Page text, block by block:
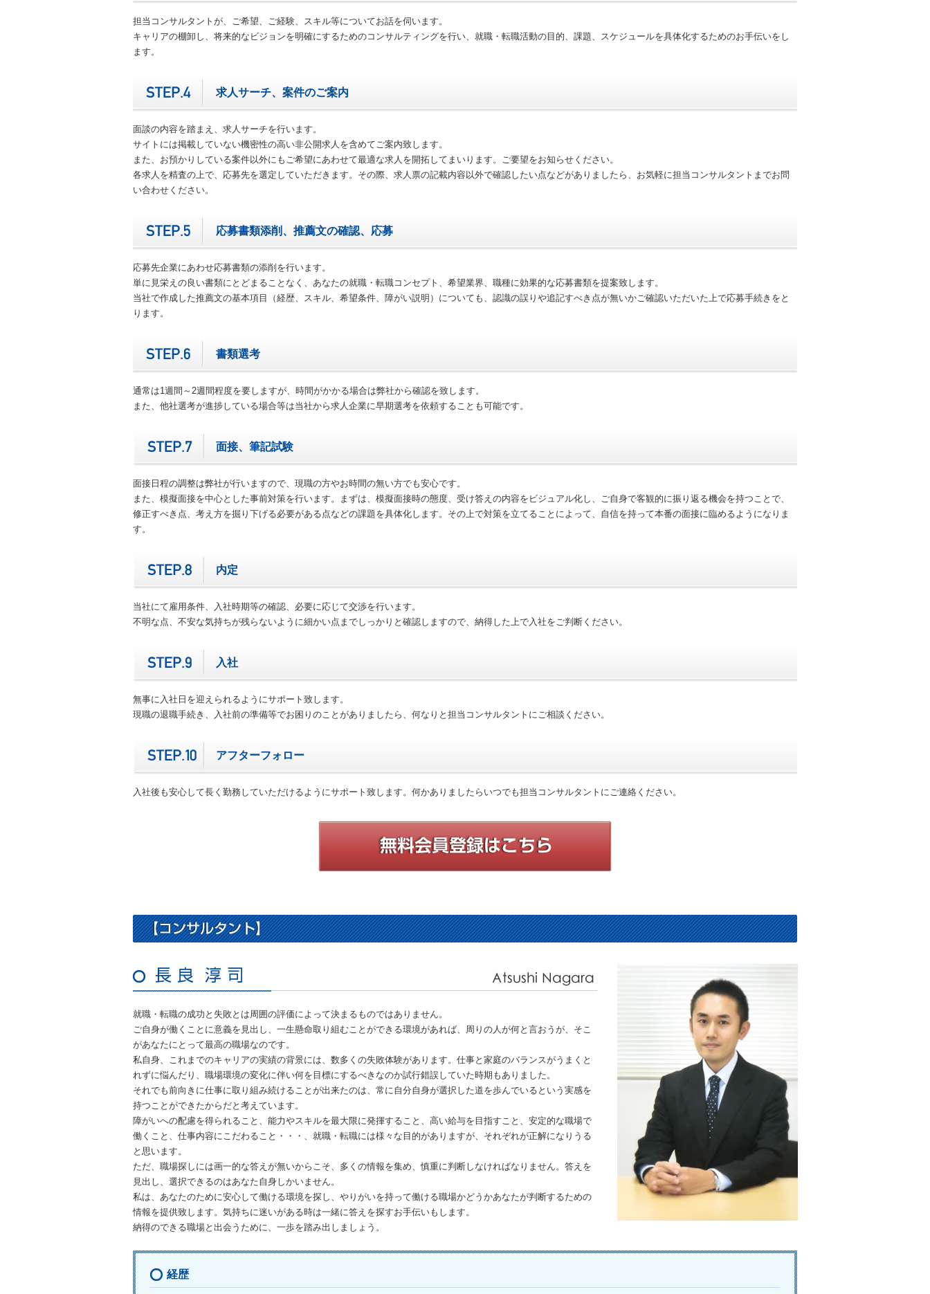
担当コンサルタントが、ご希望、ご経験、スキル等についてお話を伺います。
キャリアの棚卸し、将来的なビジョンを明確にするためのコンサルティングを行い、就職・転職活動の目的、課題、スケジュールを具体化するためのお手伝いをし
ます。
求人サーチ、案件のご案内
面談の内容を踏まえ、求人サーチを行います。
サイトには掲載していない機密性の高い非公開求人を含めてご案内致します。
また、お預かりしている案件以外にもご希望にあわせて最適な求人を開拓してまいります。ご要望をお知らせください。
各求人を精査の上で、応募先を選定していただきます。その際、求人票の記載内容以外で確認したい点などがありましたら、お気軽に担当コンサルタントまでお問
い合わせください。
応募書類添削、推薦文の確認、応募
応募先企業にあわせ応募書類の添削を行います。
単に見栄えの良い書類にとどまることなく、あなたの就職・転職コンセプト、希望業界、職種に効果的な応募書類を提案致します。
当社で作成した推薦文の基本項目（経歴、スキル、希望条件、障がい説明）についても、認識の誤りや追記すべき点が無いかご確認いただいた上で応募手続きをと
ります。
書類選考
通常は1週間～2週間程度を要しますが、時間がかかる場合は弊社から確認を致します。
また、他社選考が進捗している場合等は当社から求人企業に早期選考を依頼することも可能です。
面接、筆記試験
面接日程の調整は弊社が行いますので、現職の方やお時間の無い方でも安心です。
また、模擬面接を中心とした事前対策を行います。まずは、模擬面接時の態度、受け答えの内容をビジュアル化し、ご自身で客観的に振り返る機会を持つことで、
修正すべき点、考え方を掘り下げる必要がある点などの課題を具体化します。その上で対策を立てることによって、自信を持って本番の面接に臨めるようになりま
す。
内定
当社にて雇用条件、入社時期等の確認、必要に応じて交渉を行います。
不明な点、不安な気持ちが残らないように細かい点までしっかりと確認しますので、納得した上で入社をご判断ください。
入社
無事に入社日を迎えられるようにサポート致します。
現職の退職手続き、入社前の準備等でお困りのことがありましたら、何なりと担当コンサルタントにご相談ください。
アフターフォロー
入社後も安心して長く勤務していただけるようにサポート致します。何かありましたらいつでも担当コンサルタントにご連絡ください。
就職・転職の成功と失敗とは周囲の評価によって決まるものではありません。
ご自身が働くことに意義を見出し、一生懸命取り組むことができる環境があれば、周りの人が何と言おうが、そこ
があなたにとって最高の職場なのです。
私自身、これまでのキャリアの実績の背景には、数多くの失敗体験があります。仕事と家庭のバランスがうまくと
れずに悩んだり、職場環境の変化に伴い何を目標にするべきなのか試行錯誤していた時期もありました。
それでも前向きに仕事に取り組み続けることが出来たのは、常に自分自身が選択した道を歩んでいるという実感を
持つことができたからだと考えています。
障がいへの配慮を得られること、能力やスキルを最大限に発揮すること、高い給与を目指すこと、安定的な職場で
働くこと、仕事内容にこだわること・・・、就職・転職には様々な目的がありますが、それぞれが正解になりうる
と思います。
ただ、職場探しには画一的な答えが無いからこそ、多くの情報を集め、慎重に判断しなければなりません。答えを
見出し、選択できるのはあなた自身しかいません。
私は、あなたのために安心して働ける環境を探し、やりがいを持って働ける職場かどうかあなたが判断するための
情報を提供致します。気持ちに迷いがある時は一緒に答えを探すお手伝いもします。
納得のできる職場と出会うために、一歩を踏み出しましょう。
経歴